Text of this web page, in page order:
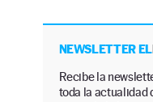
NEWSLETTER EL
Recibe la
toda la actualidad